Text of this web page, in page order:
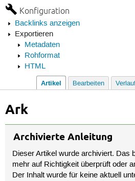
Konfiguration
Backlinks anzeigen
Exportieren
Metadaten
Rohformat
HTML
Artikel Bearbeiten
Ark
Archivierte Anleitung
Dieser Artikel wurde archiviert. Das
mehr auf Richtigkeit überprüft oder
Der Inhalt wurde für keine aktuell